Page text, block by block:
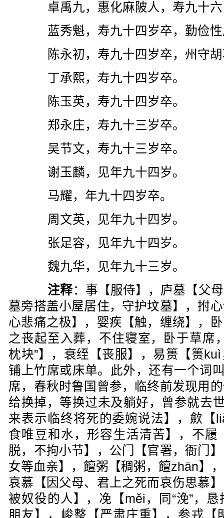
卓禹九，惠化麻陂人，寿九十六
蓝秀魁，寿九十四岁卒，勤俭性
陈永初，寿九十四岁卒，州守胡
丁承熙，寿九十四岁卒。
陈玉英，寿九十四岁卒。
郑永庄，寿九十三岁卒。
吴节文，寿九十三岁卒。
谢玉麟，见年九十四岁。
马耀，年九十四岁卒。
周文英，见年九十四岁。
张足容，见年九十四岁。
魏九华，见年九十三岁。
注释：事【服侍】，庐墓【父
墓旁搭盖小屋居住，守护坟墓】，拊
心悲痛之极】，婴疾【触，缠绕】，
之丧起至入葬，不住寝室，卧于草席
枕块”】，衰绖【丧服】，易篑【篑
铺上竹席或床单。此外，还有一个词
席，春秋时鲁国曾参，临终前发现用
给换掉，等换过未及躺好，曾参就去
来表示临终将死的委婉说法】，歛【
食唯豆和水，形容生活清苦】，不履
脱，不拘小节】，公门【官署，衙门
女等血亲】，饘粥【稠粥，饘zhān】
哀慕【因父母、君上之死而哀伤思慕
被奴役的人】，凂【měi，同“浼”，
朋友】，峻整【严肃庄重】，参戎【